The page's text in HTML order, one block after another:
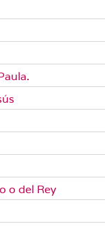
o del Rey